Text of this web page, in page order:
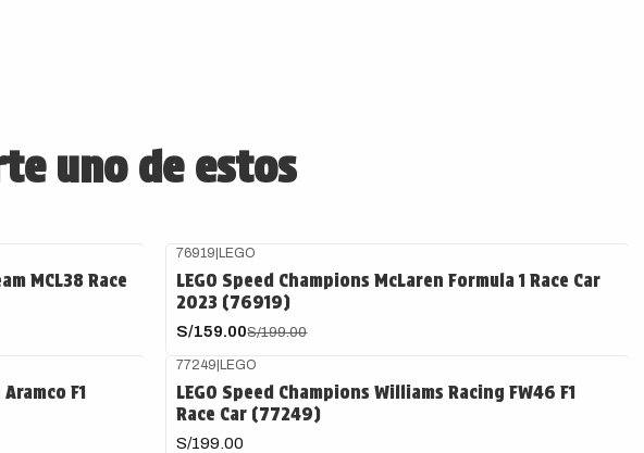
uno de estos
MCL38 Race
76919|LEGO
LEGO Speed Champions McLaren Formula 1 Race Car
2023 (76919)
S/159.00S/199.00
F1
77249|LEGO
LEGO Speed Champions Williams Racing FW46 F1
Race Car (77249)
S/199.00